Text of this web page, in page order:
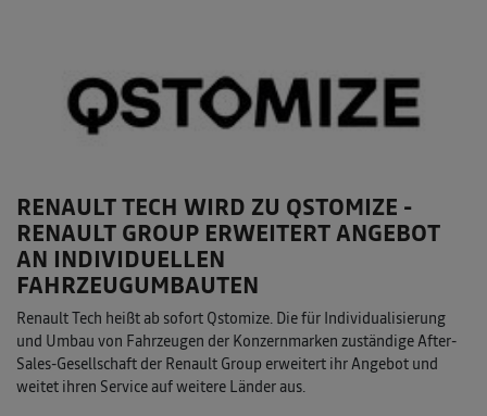
RENAULT TECH WIRD ZU QSTOMIZE -
RENAULT GROUP ERWEITERT ANGEBOT
AN INDIVIDUELLEN
FAHRZEUGUMBAUTEN
Renault Tech heißt ab sofort Qstomize. Die für Individualisierung
und Umbau von Fahrzeugen der Konzernmarken zuständige After-
Sales-Gesellschaft der Renault Group erweitert ihr Angebot und
weitet ihren Service auf weitere Länder aus.